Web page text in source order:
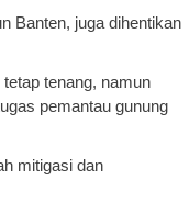
Banten, juga dihentikan
tenang, namun
pemantau gunung
mitigasi dan